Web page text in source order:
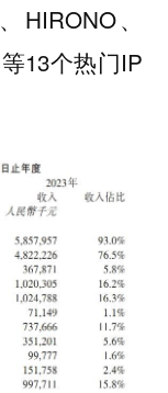
HIRONO、
13个热门IP